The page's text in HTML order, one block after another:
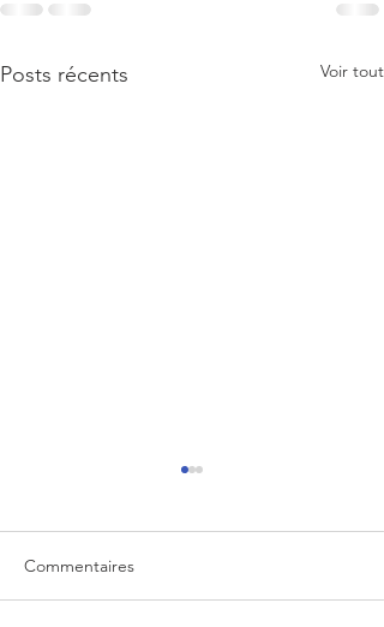
Posts récents Voir tout
Commentaires